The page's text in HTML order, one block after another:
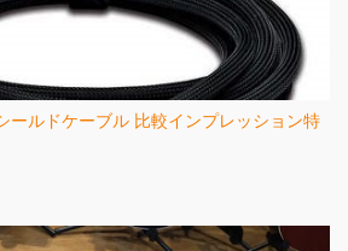
ールドケーブル 比較インプレッション特